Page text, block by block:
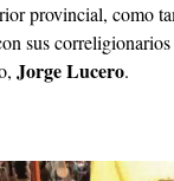
provincial, como
sus
Jorge Lucero.